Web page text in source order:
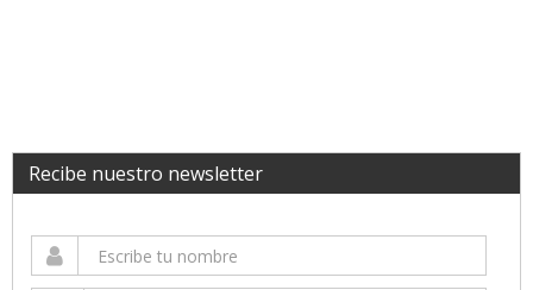
Recibe nuestro newsletter